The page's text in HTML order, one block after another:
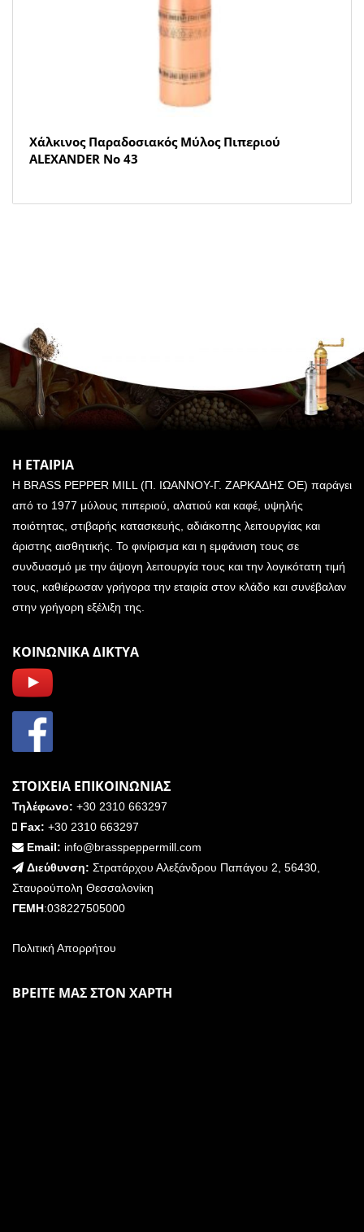
Χάλκινος Παραδοσιακός Μύλος Πιπεριού
ALEXANDER Νο 43
Η ΕΤΑΙΡΙΑ
Η BRASS PEPPER MILL (Π. ΙΩΑΝΝΟΥ-Γ. ΖΑΡΚΑΔΗΣ ΟΕ) παράγει
από το 1977 μύλους πιπεριού, αλατιού και καφέ, υψηλής
ποιότητας, στιβαρής κατασκευής, αδιάκοπης λειτουργίας και
άριστης αισθητικής. Το φινίρισμα και η εμφάνιση τους σε
συνδυασμό με την άψογη λειτουργία τους και την λογικότατη τιμή
τους, καθιέρωσαν γρήγορα την εταιρία στον κλάδο και συνέβαλαν
στην γρήγορη εξέλιξη της.
ΚΟΙΝΩΝΙΚΑ ΔΙΚΤΥΑ
ΣΤΟΙΧΕΙΑ ΕΠΙΚΟΙΝΩΝΙΑΣ
Τηλέφωνο: +30 2310 663297
Fax: +30 2310 663297
Email: info@brasspeppermill.com
Διεύθυνση: Στρατάρχου Αλεξάνδρου Παπάγου 2, 56430,
Σταυρούπολη Θεσσαλονίκη
ΓΕΜΗ:038227505000
Πολιτική Απορρήτου
ΒΡΕΙΤΕ ΜΑΣ ΣΤΟΝ ΧΑΡΤΗ